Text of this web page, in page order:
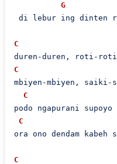
G
di lebur ing dinten
C
C
mbiyen-mbiyen, saiki-
C
podo ngapurani
C
ora ono dendam kabeh
C